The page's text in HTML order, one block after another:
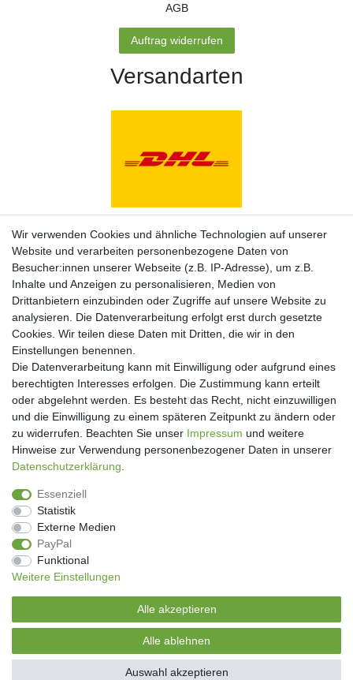
AGB
Auftrag widerrufen
Versandarten
Zahlungsarten
Newsletter
Newsletter
Hiermit bestätige ich, dass ich die
Genussecke-Seitz
© Copyright 2026 | Alle Rechte vorbehalten.
Wir verwenden Cookies und ähnliche Technologien auf unserer
Website und verarbeiten personenbezogene Daten von
Besucher:innen unserer Webseite (z.B. IP-Adresse), um z.B.
Inhalte und Anzeigen zu personalisieren, Medien von
Drittanbietern einzubinden oder Zugriffe auf unsere Website zu
analysieren. Die Datenverarbeitung erfolgt erst durch gesetzte
Cookies. Wir teilen diese Daten mit Dritten, die wir in den
Einstellungen benennen.
Die Datenverarbeitung kann mit Einwilligung oder aufgrund eines
berechtigten Interesses erfolgen. Die Zustimmung kann erteilt
oder abgelehnt werden. Es besteht das Recht, nicht einzuwilligen
und die Einwilligung zu einem späteren Zeitpunkt zu ändern oder
zu widerrufen. Beachten Sie unser Impressum und weitere
Hinweise zur Verwendung personenbezogener Daten in unserer
Daten­schutz­erklärung
Essenziell
Statistik
Externe Medien
PayPal
Funktional
Weitere Einstellungen
Alle akzeptieren
Alle ablehnen
Auswahl akzeptieren